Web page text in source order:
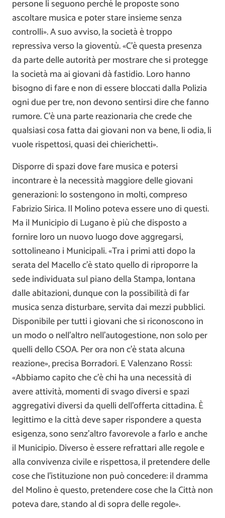
persone li seguono perché le proposte sono
ascoltare musica e poter stare insieme senza
controlli». A suo avviso, la società è troppo
repressiva verso la gioventù. «C’è questa presenza
da parte delle autorità per mostrare che si protegge
la società ma ai giovani dà fastidio. Loro hanno
bisogno di fare e non di essere bloccati dalla Polizia
ogni due per tre, non devono sentirsi dire che fanno
rumore. C’è una parte reazionaria che crede che
qualsiasi cosa fatta dai giovani non va bene, li odia, li
vuole rispettosi, quasi dei chierichetti».
Disporre di spazi dove fare musica e potersi
incontrare è la necessità maggiore delle giovani
generazioni: lo sostengono in molti, compreso
Fabrizio Sirica. Il Molino poteva essere uno di questi.
Ma il Municipio di Lugano è più che disposto a
fornire loro un nuovo luogo dove aggregarsi,
sottolineano i Municipali. «Tra i primi atti dopo la
serata del Macello c’è stato quello di riproporre la
sede individuata sul piano della Stampa, lontana
dalle abitazioni, dunque con la possibilità di far
musica senza disturbare, servita dai mezzi pubblici.
Disponibile per tutti i giovani che si riconoscono in
un modo o nell’altro nell’autogestione, non solo per
quelli dello CSOA. Per ora non c’è stata alcuna
reazione», precisa Borradori. E Valenzano Rossi:
«Abbiamo capito che c’è chi ha una necessità di
avere attività, momenti di svago diversi e spazi
aggregativi diversi da quelli dell’offerta cittadina. È
legittimo e la città deve saper rispondere a questa
esigenza, sono senz’altro favorevole a farlo e anche
il Municipio. Diverso è essere refrattari alle regole e
alla convivenza civile e rispettosa, il pretendere delle
cose che l’istituzione non può concedere: il dramma
del Molino è questo, pretendere cose che la Città non
poteva dare, stando al di sopra delle regole».